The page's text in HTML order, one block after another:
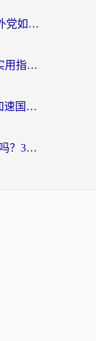
斧牛和快塔TowerFast哪个好？海外党如何选对回国加速器
海外党必看：VPN翻墙到大陆的实用指南——从看CCTV5到选加速器，一篇全搞定
身在海外，如何选择一款靠谱的加速国内网络的加速器？
海外党必看：vpn回大陆免费靠谱吗？3步选对加速器实现无缝刷国内资源